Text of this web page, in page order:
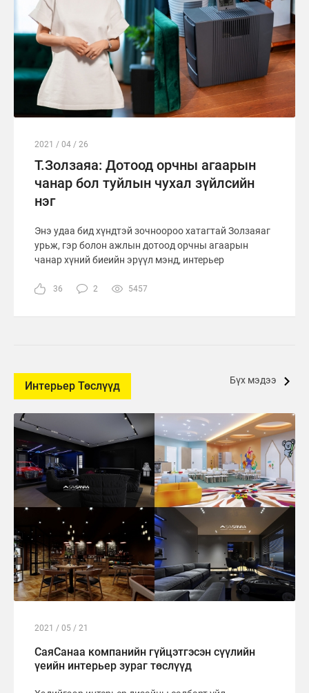
2021 / 04 / 26
Т.Золзаяа: Дотоод орчны агаарын
чанар бол туйлын чухал зүйлсийн
нэг
Энэ удаа бид хүндтэй зочноороо хатагтай Золзаяаг
урьж, гэр болон ажлын дотоод орчны агаарын
чанар хүний биеийн эрүүл мэнд, интерьер
36 2 5457
Интерьер Төслүүд Бүх мэдээ
2021 / 05 / 21
СаяСанаа компанийн гүйцэтгэсэн сүүлийн
үеийн интерьер зураг төслүүд